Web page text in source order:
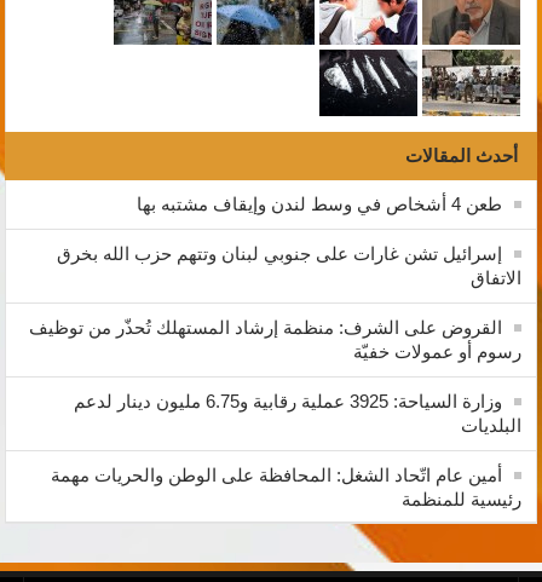
أحدث المقالات
طعن 4 أشخاص في وسط لندن وإيقاف مشتبه بها
إسرائيل تشن غارات على جنوبي لبنان وتتهم حزب الله بخرق
الاتفاق
القروض على الشرف: منظمة إرشاد المستهلك تُحذّر من توظيف
رسوم أو عمولات خفيّة
وزارة السياحة: 3925 عملية رقابية و6.75 مليون دينار لدعم
البلديات
أمين عام اتّحاد الشغل: المحافظة على الوطن والحريات مهمة
رئيسية للمنظمة